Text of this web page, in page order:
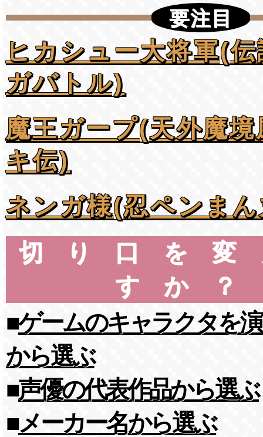
要注目
ヒカシュー大将軍(
ガバトル)
魔王ガープ(天外魔
キ伝)
ネンガ様(忍ペンま
切り口を
すか？
■ゲームのキャラクタを
から選ぶ
■声優の代表作品から選ぶ
■メーカー名から選ぶ